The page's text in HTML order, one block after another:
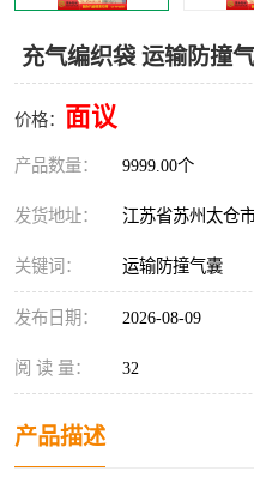
充气编织袋 运输防撞
价格： 面议
产品数量： 9999.00个
发货地址： 江苏省苏州太仓
关键词： 运输防撞气囊
发布日期： 2026-08-09
阅 读 量： 32
产品描述